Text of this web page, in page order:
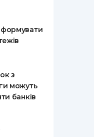
з
можуть
банків